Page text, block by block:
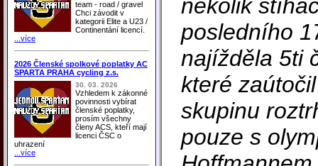
team - road / gravel
Chci závodit v
kategorii Elite a U23 /
Continentání licencí.
...více
2026 Členské spolkové poplatky AC
SPARTA PRAHA cycling z.s.
30. 03. 2026
Vzhledem k zákonné
povinnosti vybírat
členské poplatky,
prosím všechny
členy ACS, kteří mají
licenci ČSC o
uhrazení
...více
několik
posledního
najížděla 5ti
které
skupinu
pouze s